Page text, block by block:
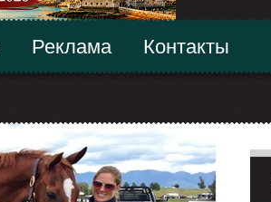
Реклама Контакты